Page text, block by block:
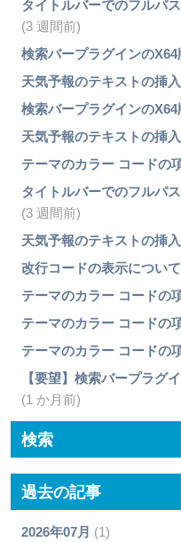
タイトルバーでのフルパ
(3 週間前)
検索バープラグインのX64
天気予報のテキストの挿
検索バープラグインのX64
天気予報のテキストの挿
テーマのカラー コードの
タイトルバーでのフルパ
(3 週間前)
天気予報のテキストの挿
改行コードの表示につい
テーマのカラー コードの
テーマのカラー コードの
テーマのカラー コードの
【要望】検索バープラグ
(1 か月前)
検索
過去の記事
2026年07月 (1)